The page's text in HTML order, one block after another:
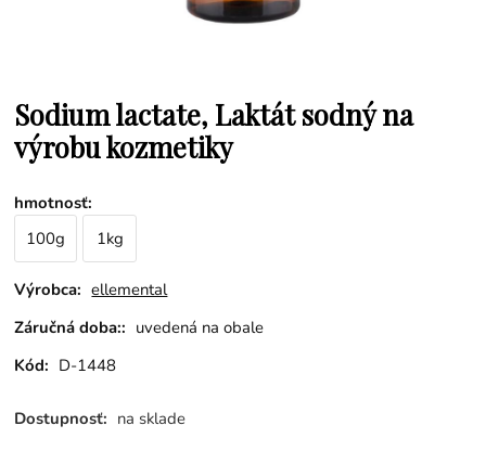
Sodium lactate, Laktát sodný na
výrobu kozmetiky
hmotnosť:
100g
1kg
Výrobca: ellemental
Záručná doba:: uvedená na obale
Kód: D-1448
Dostupnosť: na sklade